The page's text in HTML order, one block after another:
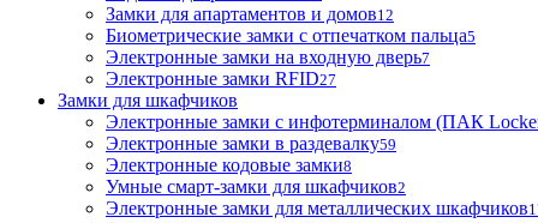
Замки для апартаментов и домов12
Биометрические замки с отпечатком пальца5
Электронные замки на входную дверь7
Электронные замки RFID27
Замки для шкафчиков
Электронные замки с инфотерминалом (ПАК
Электронные замки в раздевалку59
Электронные кодовые замки8
Умные смарт-замки для шкафчиков2
Электронные замки для металлических шкафчиков